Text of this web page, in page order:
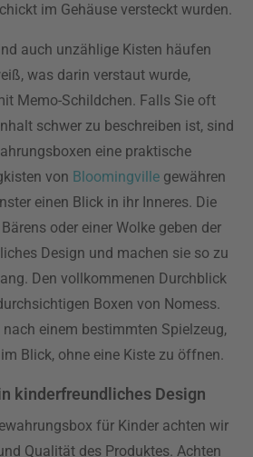
im Gehäuse versteckt wurden.
auch unzählige Kisten häufen
was darin verstaut wurde,
Memo-Schildchen. Falls Sie oft
schwer zu beschreiben ist, sind
eine praktische
von Bloomingville gewähren
einen Blick in ihr Inneres. Die
oder einer Wolke geben der
Design und machen sie so zu
Den vollkommenen Durchblick
Boxen von Nomess.
einem bestimmten Spielzeug,
Blick, ohne eine Kiste zu öffnen.
kinderfreundliches Design
für Kinder achten wir
Qualität des Produktes. Achten